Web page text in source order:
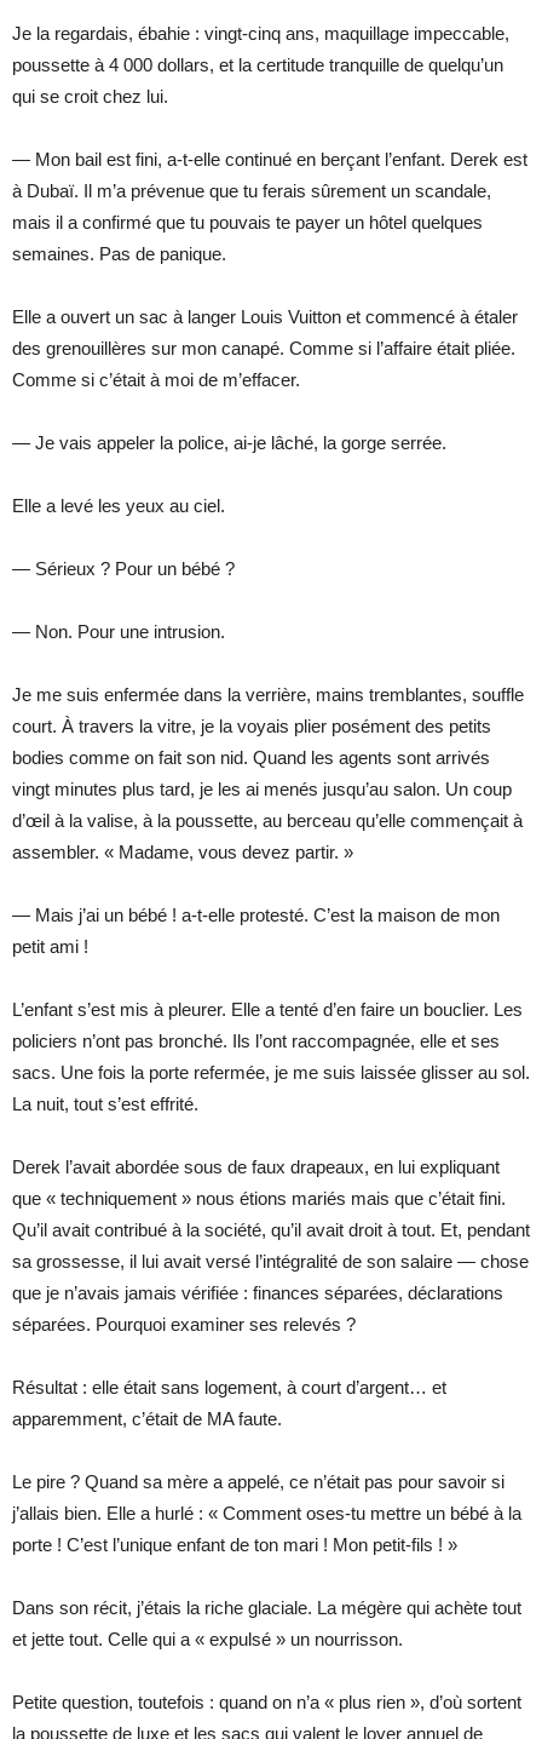
Je la regardais, ébahie : vingt-cinq ans, maquillage impeccable,
poussette à 4 000 dollars, et la certitude tranquille de quelqu’un
qui se croit chez lui.
— Mon bail est fini, a-t-elle continué en berçant l’enfant. Derek est
à Dubaï. Il m’a prévenue que tu ferais sûrement un scandale,
mais il a confirmé que tu pouvais te payer un hôtel quelques
semaines. Pas de panique.
Elle a ouvert un sac à langer Louis Vuitton et commencé à étaler
des grenouillères sur mon canapé. Comme si l’affaire était pliée.
Comme si c’était à moi de m’effacer.
— Je vais appeler la police, ai-je lâché, la gorge serrée.
Elle a levé les yeux au ciel.
— Sérieux ? Pour un bébé ?
— Non. Pour une intrusion.
Je me suis enfermée dans la verrière, mains tremblantes, souffle
court. À travers la vitre, je la voyais plier posément des petits
bodies comme on fait son nid. Quand les agents sont arrivés
vingt minutes plus tard, je les ai menés jusqu’au salon. Un coup
d’œil à la valise, à la poussette, au berceau qu’elle commençait à
assembler. « Madame, vous devez partir. »
— Mais j’ai un bébé ! a-t-elle protesté. C’est la maison de mon
petit ami !
L’enfant s’est mis à pleurer. Elle a tenté d’en faire un bouclier. Les
policiers n’ont pas bronché. Ils l’ont raccompagnée, elle et ses
sacs. Une fois la porte refermée, je me suis laissée glisser au sol.
La nuit, tout s’est effrité.
Derek l’avait abordée sous de faux drapeaux, en lui expliquant
que « techniquement » nous étions mariés mais que c’était fini.
Qu’il avait contribué à la société, qu’il avait droit à tout. Et, pendant
sa grossesse, il lui avait versé l’intégralité de son salaire — chose
que je n’avais jamais vérifiée : finances séparées, déclarations
séparées. Pourquoi examiner ses relevés ?
Résultat : elle était sans logement, à court d’argent… et
apparemment, c’était de MA faute.
Le pire ? Quand sa mère a appelé, ce n’était pas pour savoir si
j’allais bien. Elle a hurlé : « Comment oses-tu mettre un bébé à la
porte ! C’est l’unique enfant de ton mari ! Mon petit-fils ! »
Dans son récit, j’étais la riche glaciale. La mégère qui achète tout
et jette tout. Celle qui a « expulsé » un nourrisson.
Petite question, toutefois : quand on n’a « plus rien », d’où sortent
la poussette de luxe et les sacs qui valent le loyer annuel de